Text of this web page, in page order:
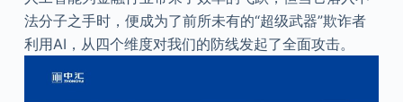
法分子之手时，便成为了前所未有的“超级武器”欺诈者
利用AI，从四个维度对我们的防线发起了全面攻击。